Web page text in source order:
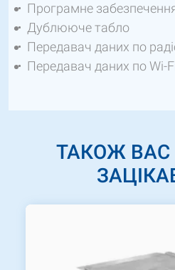
Програмне
Дублююче табло
Передавач даних по
Передавач даних по Wi-
ТАКОЖ